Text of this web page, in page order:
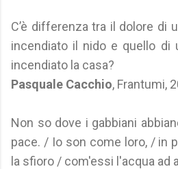
C’è differenza tra il dolore di
incendiato il nido e quello di
incendiato la casa?
Pasquale Cacchio, Frantumi,
Non so dove i gabbiani
pace. / Io son come loro, / in
la sfioro / com'essi l'acqua ad